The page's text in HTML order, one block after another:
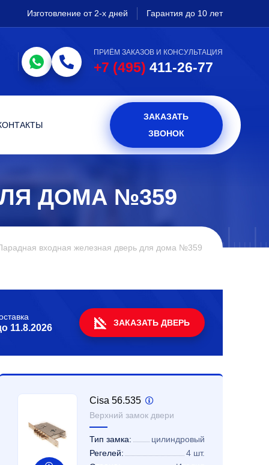
Изготовление от 2-х дней Гарантия до 10 лет
ПРИЁМ ЗАКАЗОВ И КОНСУЛЬТАЦИЯ
+7 (495) 411-26-77
ЗАКАЗАТЬ
ЗВОНОК
ДОМА №359
входная железная дверь для дома №359
11.8.2026 ЗАКАЗАТЬ ДВЕРЬ
Cisa 56.535
Верхний замок двери
Тип замка:
цилиндровый
Регелей:
4 шт.